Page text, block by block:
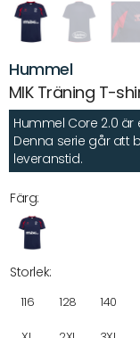
Hummel
MIK Träning T-
Hummel Core 2.0
Denna serie går att
leveranstid.
Färg:
Storlek:
116 128 140